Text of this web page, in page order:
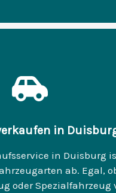
in
in Duisburg
ab. Egal,
oder Spezialfahrzeug